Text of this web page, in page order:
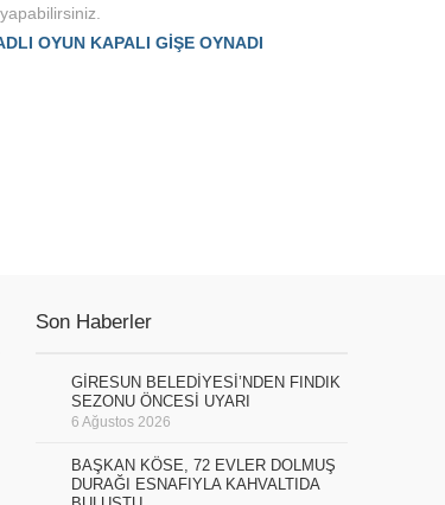
OYUN KAPALI GİŞE OYNADI
Son Haberler
GİRESUN BELEDİYESİ’NDEN FINDIK
SEZONU ÖNCESİ UYARI
6 Ağustos 2026
BAŞKAN KÖSE, 72 EVLER DOLMUŞ
DURAĞI ESNAFIYLA KAHVALTIDA